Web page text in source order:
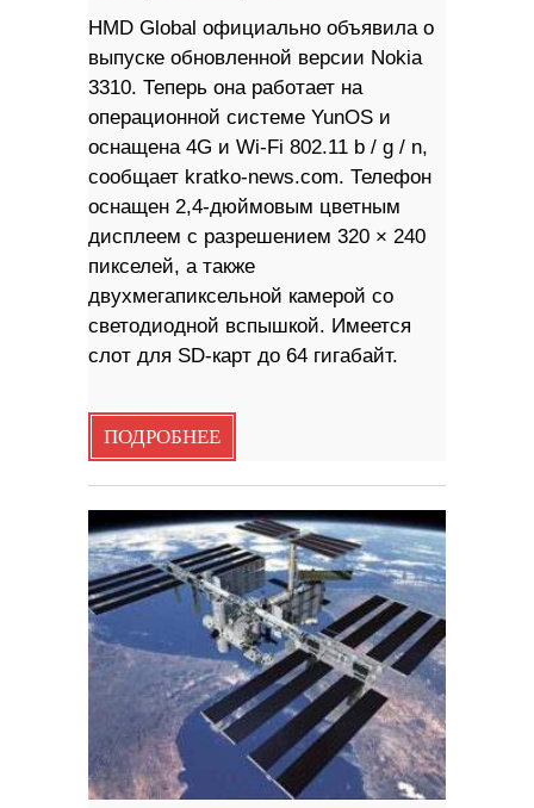
HMD Global официально объявила о
выпуске обновленной версии Nokia
3310. Теперь она работает на
операционной системе YunOS и
оснащена 4G и Wi-Fi 802.11 b / g / n,
сообщает kratko-news.com. Телефон
оснащен 2,4-дюймовым цветным
дисплеем с разрешением 320 × 240
пикселей, а также
двухмегапиксельной камерой со
светодиодной вспышкой. Имеется
слот для SD-карт до 64 гигабайт.
ПОДРОБНЕЕ